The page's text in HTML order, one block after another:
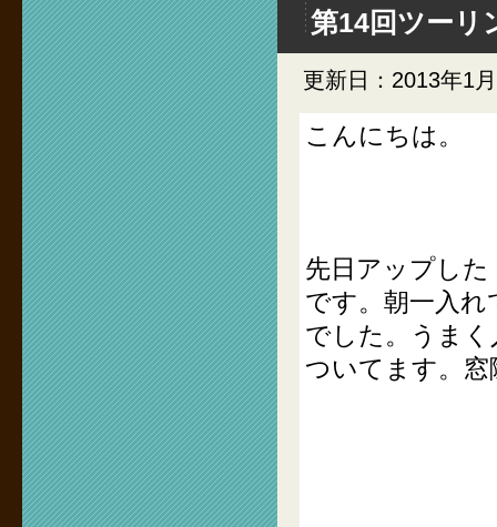
第14回ツーリ
更新日：2013年1
こんにちは。
先日アップした
です。朝一入
でした。うま
ついてます。